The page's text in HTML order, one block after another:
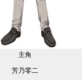
主角
芳乃零二